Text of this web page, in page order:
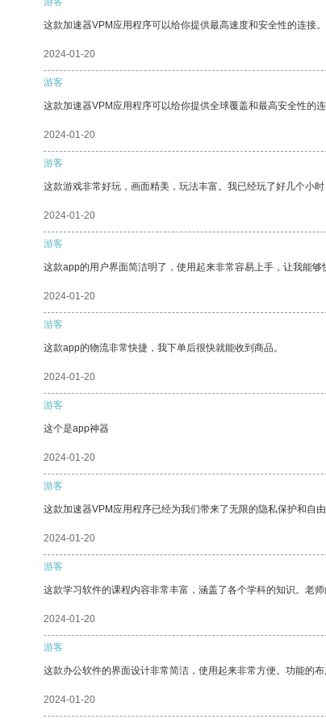
这款加速器VPM应用程序可以给你提供最高速度和安全性的连接。
2024-01-20
游客
这款加速器VPM应用程序可以给你提供全球覆盖和最高安全性的连
2024-01-20
游客
这款游戏非常好玩，画面精美，玩法丰富。我已经玩了好几个小时
2024-01-20
游客
这款app的用户界面简洁明了，使用起来非常容易上手，让我能够
2024-01-20
游客
这款app的物流非常快捷，我下单后很快就能收到商品。
2024-01-20
游客
这个是app神器
2024-01-20
游客
这款加速器VPM应用程序已经为我们带来了无限的隐私保护和自由
2024-01-20
游客
这款学习软件的课程内容非常丰富，涵盖了各个学科的知识。老
2024-01-20
游客
这款办公软件的界面设计非常简洁，使用起来非常方便。功能的布
2024-01-20